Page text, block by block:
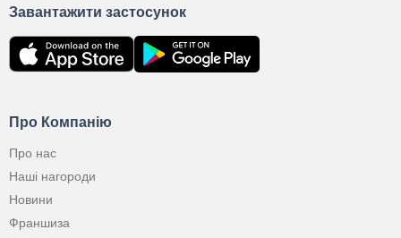
Про Компанію
Про нас
Наші нагороди
Новини
Франшиза
Завантажити застосунок